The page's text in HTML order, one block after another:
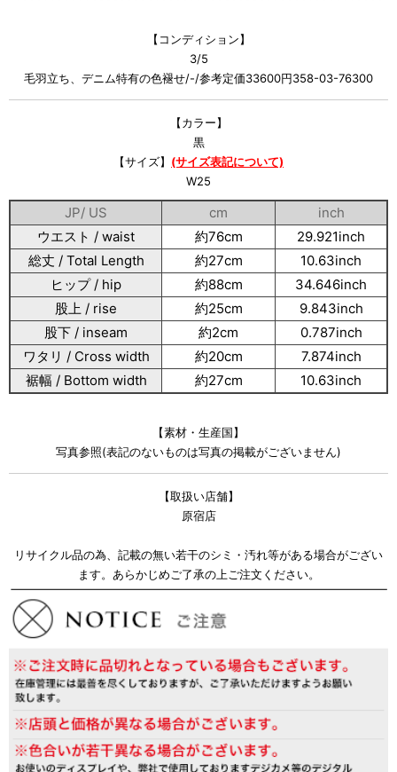
【コンディション】
3/5
毛羽立ち、デニム特有の色褪せ/-/参考定価33600円358-03-76300
【カラー】
黒
【サイズ】 (サイズ表記について)
W25
JP/ US cm
inch
ウエスト / waist
約76cm
29.921inch
総丈 / Total Length
約27cm
10.63inch
ヒップ / hip
約88cm
34.646inch
股上 / rise
約25cm
9.843inch
股下 / inseam
約2cm
0.787inch
ワタリ / Cross width
約20cm
7.874inch
裾幅 / Bottom width
約27cm 10.63inch
【素材・生産国】
写真参照(表記のないものは写真の掲載がございません)
【取扱い店舗】
原宿店
リサイクル品の為、記載の無い若干のシミ・汚れ等がある場合がござい
ます。あらかじめご了承の上ご注文ください。